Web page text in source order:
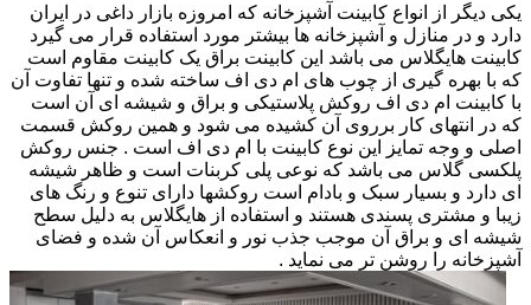
یکی دیگر از انواع کابینت آشپزخانه که امروزه بازار داغی در ایران
دارد و در منازل و آشپزخانه ها بیشتر مورد استفاده قرار می گیرد
کابینت هایگلاس می باشد این کابینت براق یک کابینت مقاوم است
که با بهره گیری از چوب های ام دی اف ساخته شده و تنها تفاوت آن
با کابینت ام دی اف روکش پلاستیکی و براق و شیشه ای آن است
که در انتهای کار برروی آن کشیده می شود و همین روکش قسمت
اصلی و وجه تمایز این نوع کابینت با ام دی اف است . جنس روکش
پلکسی گلاس می باشد که نوعی پلی کربنات است و ظاهر شیشه
ای دارد و بسیار سبک و بادام است روکشها دارای تنوع و رنگ های
زیبا و مشتری پسندی هستند و استفاده از هایگلاس به دلیل سطح
شیشه ای و براق آن موجب جذب نور و انعکاس آن شده و فضای
آشپزخانه را روشن تر می نماید .